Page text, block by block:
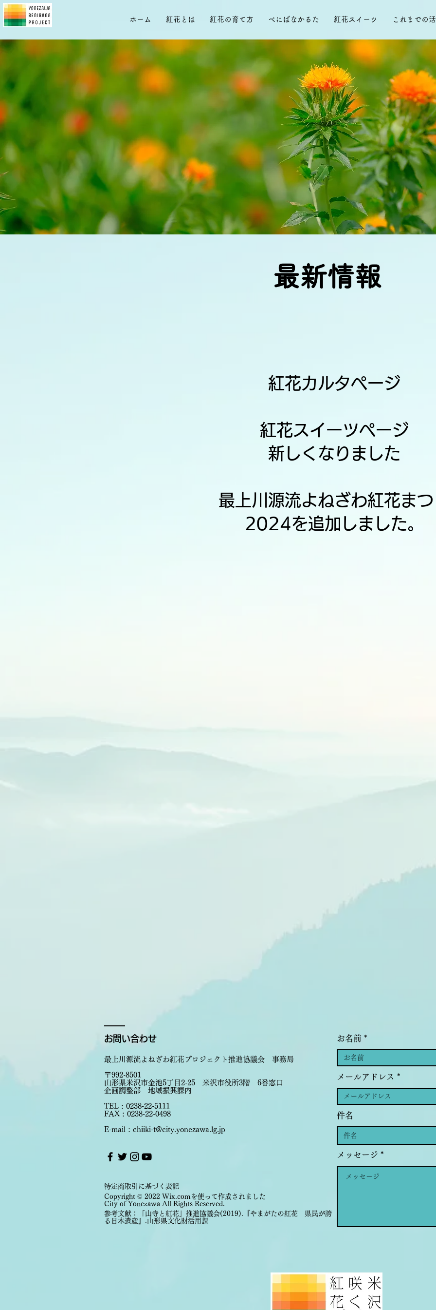
ホーム 紅花とは 紅花の育て方 べにばなかるた 紅花スイーツ これまでの
​最新情報
紅花カルタページ
紅花スイーツページ
​新しくなりました
最上川源流よねざわ紅花ま
2024を追加しました。
お問い合わせ
​​最上川源流よねざわ紅花プロジェクト推進協議会 事務局
〒992-8501
山形県米沢市金池5丁目2-25 米沢市役所3階 6番窓口
企画調整部 地域振興課内
TEL : 0238-22-5111
FAX : 0238-22-0498
E-mail : chiiki-t@city.yonezawa.lg.jp
特定商取引に基づく表記
Copyright © 2022 Wix.comを使って作成されました
City of Yonezawa All Rights Reserved.
参考文献：「山寺と紅花」推進協議会(2019).『やまがたの紅花 県民が誇
る日本遺産』.山形県文化財活用課
お名前
メールアドレス
件名
メッセージ